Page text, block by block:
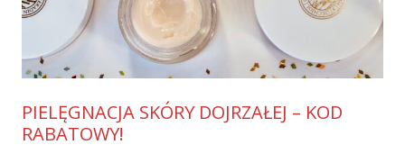
PIELĘGNACJA SKÓRY DOJRZAŁEJ – KOD
RABATOWY!